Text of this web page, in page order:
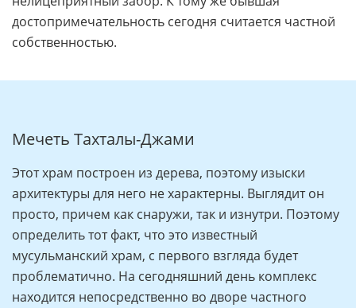
достопримечательность сегодня считается частной
собственностью.
Мечеть Тахталы-Джами
Этот храм построен из дерева, поэтому изыски
архитектуры для него не характерны. Выглядит он
просто, причем как снаружи, так и изнутри. Поэтому
определить тот факт, что это известный
мусульманский храм, с первого взгляда будет
проблематично. На сегодняшний день комплекс
находится непосредственно во дворе частного